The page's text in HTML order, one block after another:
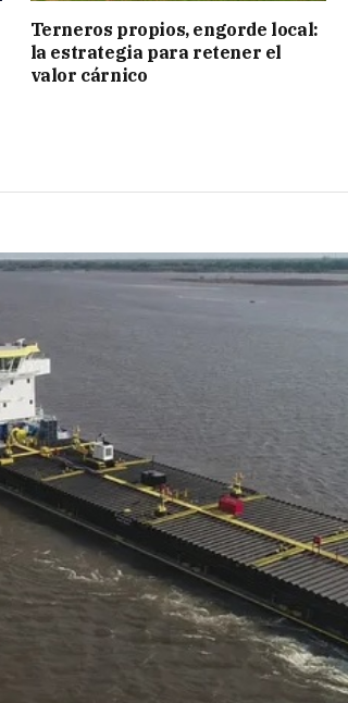
Terneros propios, engorde local:
la estrategia para retener el
valor cárnico